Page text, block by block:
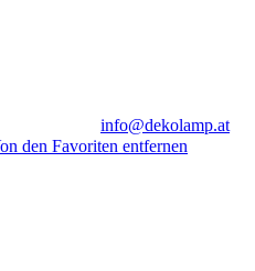
info@dekolamp.at
den Favoriten entfernen